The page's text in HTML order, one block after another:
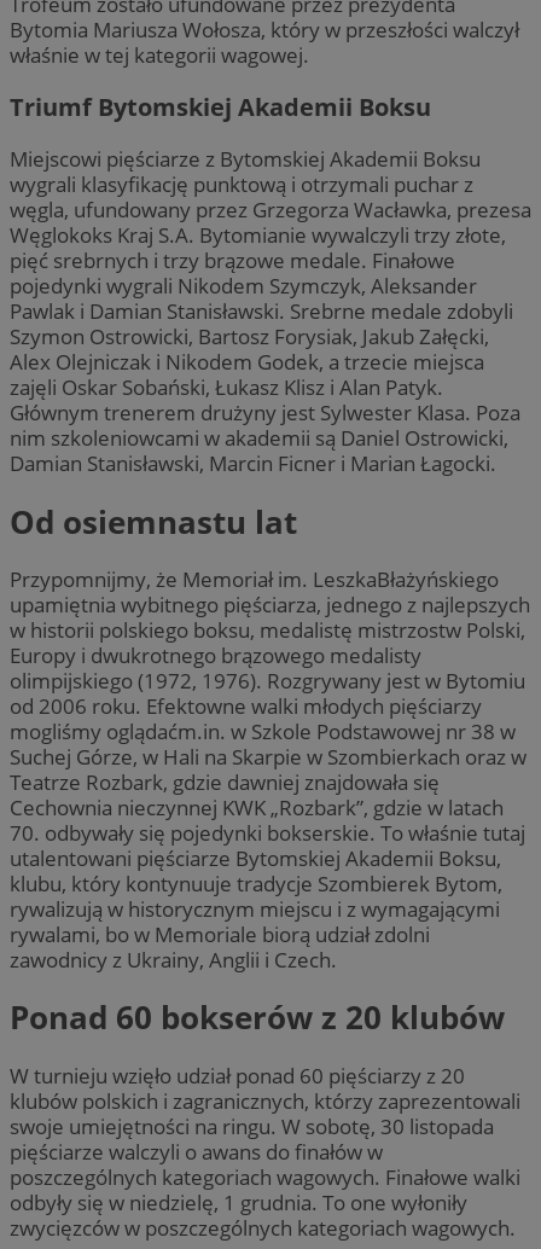
Bytomia Mariusza Wołosza, który w przeszłości walczył
właśnie w tej kategorii wagowej.
Triumf Bytomskiej Akademii Boksu
Miejscowi pięściarze z Bytomskiej Akademii Boksu
wygrali klasyfikację punktową i otrzymali puchar z
węgla, ufundowany przez Grzegorza Wacławka, prezesa
Węglokoks Kraj S.A. Bytomianie wywalczyli trzy złote,
pięć srebrnych i trzy brązowe medale. Finałowe
pojedynki wygrali Nikodem Szymczyk, Aleksander
Pawlak i Damian Stanisławski. Srebrne medale zdobyli
Szymon Ostrowicki, Bartosz Forysiak, Jakub Załęcki,
Alex Olejniczak i Nikodem Godek, a trzecie miejsca
zajęli Oskar Sobański, Łukasz Klisz i Alan Patyk.
Głównym trenerem drużyny jest Sylwester Klasa. Poza
nim szkoleniowcami w akademii są Daniel Ostrowicki,
Damian Stanisławski, Marcin Ficner i Marian Łagocki.
Od osiemnastu lat
Przypomnijmy, że Memoriał im. LeszkaBłażyńskiego
upamiętnia wybitnego pięściarza, jednego z najlepszych
w historii polskiego boksu, medalistę mistrzostw Polski,
Europy i dwukrotnego brązowego medalisty
olimpijskiego (1972, 1976). Rozgrywany jest w Bytomiu
od 2006 roku. Efektowne walki młodych pięściarzy
mogliśmy oglądaćm.in. w Szkole Podstawowej nr 38 w
Suchej Górze, w Hali na Skarpie w Szombierkach oraz w
Teatrze Rozbark, gdzie dawniej znajdowała się
Cechownia nieczynnej KWK „Rozbark”, gdzie w latach
70. odbywały się pojedynki bokserskie. To właśnie tutaj
utalentowani pięściarze Bytomskiej Akademii Boksu,
klubu, który kontynuuje tradycje Szombierek Bytom,
rywalizują w historycznym miejscu i z wymagającymi
rywalami, bo w Memoriale biorą udział zdolni
zawodnicy z Ukrainy, Anglii i Czech.
Ponad 60 bokserów z 20 klubów
W turnieju wzięło udział ponad 60 pięściarzy z 20
klubów polskich i zagranicznych, którzy zaprezentowali
swoje umiejętności na ringu. W sobotę, 30 listopada
pięściarze walczyli o awans do finałów w
poszczególnych kategoriach wagowych. Finałowe walki
odbyły się w niedzielę, 1 grudnia. To one wyłoniły
zwycięzców w poszczególnych kategoriach wagowych.